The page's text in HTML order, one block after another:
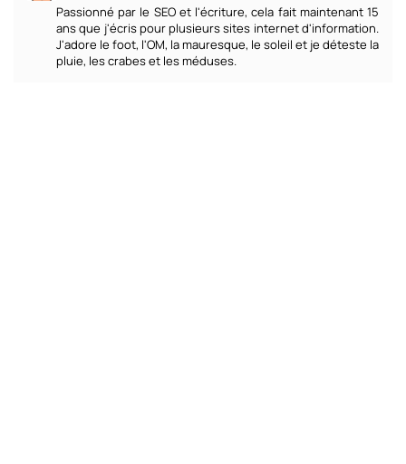
Passionné par le SEO et l'écriture, cela fait maintenant 15
ans que j'écris pour plusieurs sites internet d'information.
J'adore le foot, l'OM, la mauresque, le soleil et je déteste la
pluie, les crabes et les méduses.